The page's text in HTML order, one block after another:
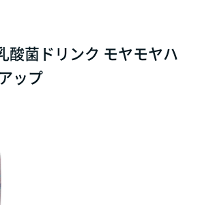
酸菌ドリンク モヤモヤハ
ップ